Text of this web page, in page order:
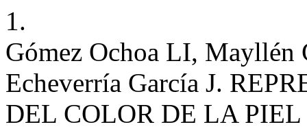
1.
Gómez Ochoa LI, Mayllén
Echeverría García J.
DEL COLOR DE LA